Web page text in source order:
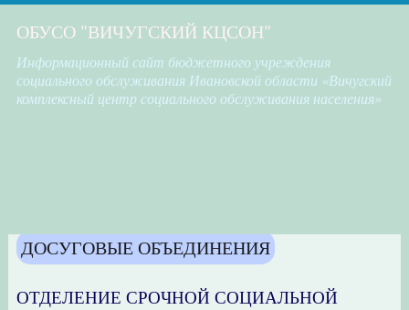
ОБУСО "ВИЧУГСКИЙ КЦСОН"
Информационный сайт бюджетного учреждения
социального обслуживания Ивановской области «Вичугский
комплексный центр социального обслуживания населения»
ДОСУГОВЫЕ ОБЪЕДИНЕНИЯ
ОТДЕЛЕНИЕ СРОЧНОЙ СОЦИАЛЬНОЙ